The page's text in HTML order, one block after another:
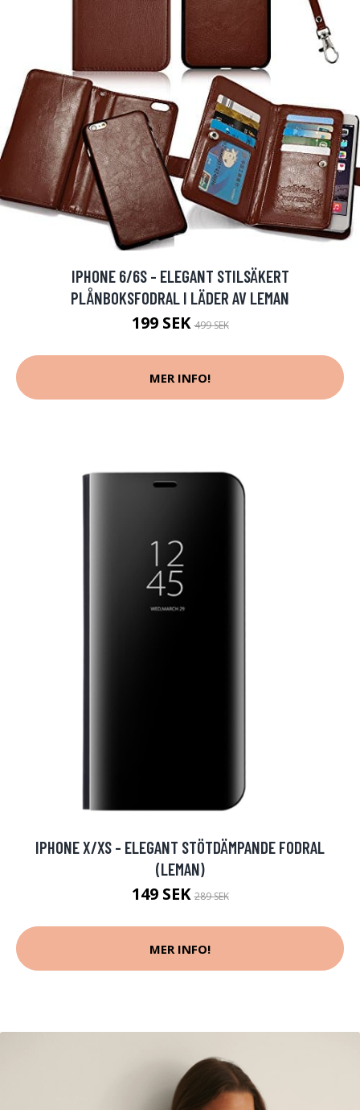
IPHONE 6/6S - ELEGANT STILSÄKERT
PLÅNBOKSFODRAL I LÄDER AV LEMAN
199 SEK499 SEK
MER INFO!
IPHONE X/XS - ELEGANT STÖTDÄMPANDE FODRAL
(LEMAN)
149 SEK289 SEK
MER INFO!